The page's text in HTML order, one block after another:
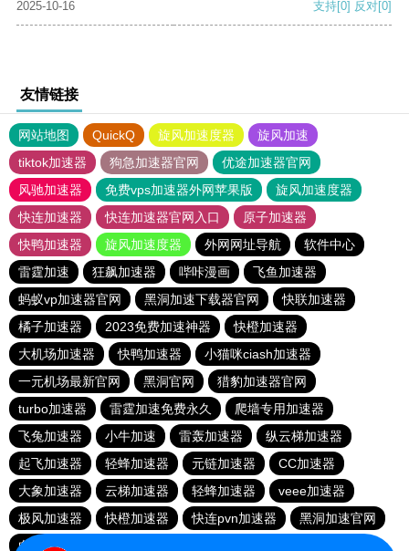
2025-10-16 支持[0] 反对[0]
友情链接
网站地图 QuickQ 旋风加速度器
旋风加速
tiktok加速器
狗急加速器官网
优途加速器官网
风驰加速器
免费vps加速器外网苹果版
旋风加速度器
快连加速器
快连加速器官网入口
原子加速器
快鸭加速器
旋风加速度器 外网网址导航
软件中心
雷霆加速
狂飙加速器 哔咔漫画
飞鱼加速器
蚂蚁vp加速器官网
黑洞加速下载器官网
快联加速器
橘子加速器
2023免费加速神器
快橙加速器
大机场加速器
快鸭加速器
小猫咪ciash加速器
一元机场最新官网
黑洞官网
猎豹加速器官网
turbo加速器
雷霆加速免费永久
爬墙专用加速器
飞兔加速器
小牛加速 雷轰加速器
纵云梯加速器
起飞加速器
轻蜂加速器 元链加速器
CC加速器
大象加速器
云梯加速器 轻蜂加速器
veee加速器
极风加速器
快橙加速器 快连pvn加速器
黑洞加速官网
白鲸加速器